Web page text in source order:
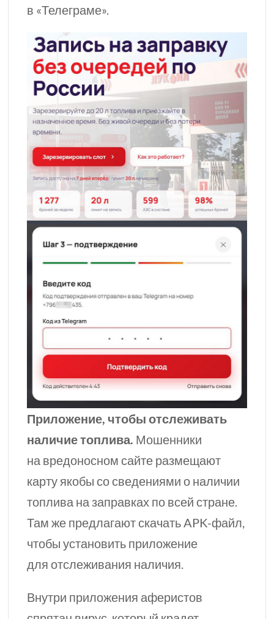
в «Телеграме».
Приложение, чтобы отслеживать
наличие топлива. Мошенники
на вредоносном сайте размещают
карту якобы со сведениями о наличии
топлива на заправках по всей стране.
Там же предлагают скачатьAPK-файл,
чтобы установить приложение
для отслеживания наличия.
Внутри приложения аферистов